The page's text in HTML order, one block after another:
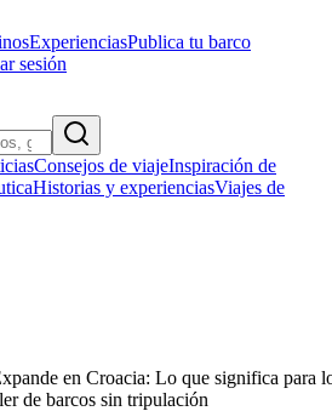
ExperienciasPublica tu barco
sesión
Consejos de viajeInspiración de
Historias y experienciasViajes de
en Croacia: Lo que significa para
de barcos sin tripulación